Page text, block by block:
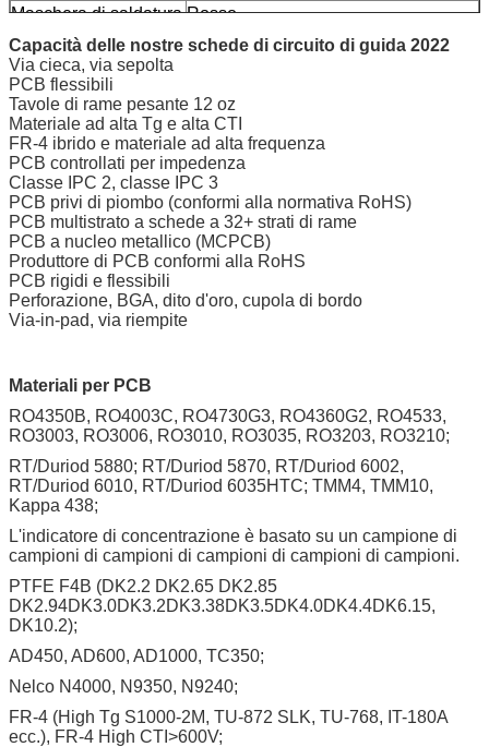
Maschera di saldatura Rosso
Tipo di maschera di
saldatura:
LPSM
Conto/taglio
Routing
Marcatura
lato della leggenda
del componente
In alto e in basso.
Colore della leggenda
del componente
Bianco, S-380W, fornito da Taiyo.
Nome o logo del
fabbricante:
Segnalato sul tabellone in un
conduttore e con gambe
VIA
tramite tenda.
Classificazione di
infiammabilità
L'omologazione è effettuata con un
dimensioni
profilo:
Dispositivi per il
rivestimento del
cartone:
0.0030" (0.076mm)
Tolleranza di
TESTO
Test elettrico al 100% prima della
spedizione
Tipo di opere d'arte da
fornire
file email, Gerber RS-274-X,
PCBDOC ecc
AREA DI SERVIZIO
Capacità delle nostre schede di circuito di guida 2022
Via cieca, via sepolta
PCB flessibili
Tavole di rame pesante 12 oz
Materiale ad alta Tg e alta CTI
FR-4 ibrido e materiale ad alta frequenza
PCB controllati per impedenza
Classe IPC 2, classe IPC 3
PCB privi di piombo (conformi alla normativa RoHS)
PCB multistrato a schede a 32+ strati di rame
PCB a nucleo metallico (MCPCB)
Produttore di PCB conformi alla RoHS
PCB rigidi e flessibili
Perforazione, BGA, dito d'oro, cupola di bordo
Via-in-pad, via riempite
Materiali per PCB
RO4350B, RO4003C, RO4730G3, RO4360G2, RO4533,
RO3003, RO3006, RO3010, RO3035, RO3203, RO3210;
RT/Duriod 5880; RT/Duriod 5870, RT/Duriod 6002,
RT/Duriod 6010, RT/Duriod 6035HTC; TMM4, TMM10,
Kappa 438;
L'indicatore di concentrazione è basato su un campione di
campioni di campioni di campioni di campioni di campioni.
PTFE F4B (DK2.2 DK2.65 DK2.85
DK2.94DK3.0DK3.2DK3.38DK3.5DK4.0DK4.4DK6.15,
DK10.2);
AD450, AD600, AD1000, TC350;
Nelco N4000, N9350, N9240;
FR-4 (High Tg S1000-2M, TU-872 SLK, TU-768, IT-180A
ecc.), FR-4 High CTI>600V;